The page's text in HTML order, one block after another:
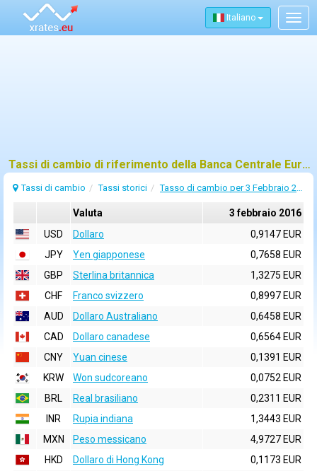
Italiano
Tassi di cambio di riferimento della Banca Centrale Europea (BCE) per 3 febbraio 2016
Tassi di cambio Tassi storici Tasso di cambio per 3 Febbraio 2016
Valuta
3 febbraio 2016
USD
Dollaro
0,9147 EUR
JPY
Yen giapponese
0,7658 EUR
GBP
Sterlina britannica
1,3275 EUR
CHF
Franco svizzero
0,8997 EUR
AUD
Dollaro Australiano
0,6458 EUR
CAD
Dollaro canadese
0,6564 EUR
CNY
Yuan cinese
0,1391 EUR
KRW
Won sudcoreano
0,0752 EUR
BRL
Real brasiliano
0,2311 EUR
INR
Rupia indiana
1,3443 EUR
MXN
Peso messicano
4,9727 EUR
HKD
Dollaro di Hong Kong
0,1173 EUR